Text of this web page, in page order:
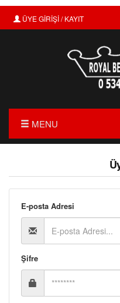
ÜYE GİRİŞİ / KAYIT
MENU
E-posta Adresi
Şifre